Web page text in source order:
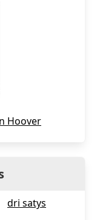
Hoover
dri satys